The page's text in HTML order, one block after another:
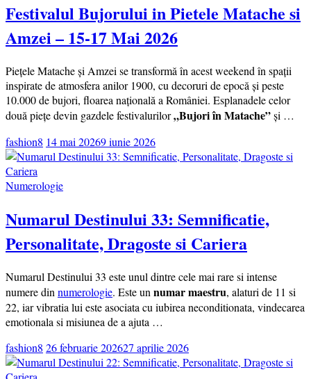
Festivalul Bujorului in Pietele Matache si
Amzei – 15-17 Mai 2026
Piețele Matache și Amzei se transformă în acest weekend în spații
inspirate de atmosfera anilor 1900, cu decoruri de epocă și peste
10.000 de bujori, floarea națională a României. Esplanadele celor
două piețe devin gazdele festivalurilor„Bujori în Matache”și …
fashion8 14 mai 20269 iunie 2026
Numerologie
Numarul Destinului 33: Semnificatie,
Personalitate, Dragoste si Cariera
Numarul Destinului 33 este unul dintre cele mai rare si intense
numere din numerologie. Este un numar maestru, alaturi de 11 si
22, iar vibratia lui este asociata cu iubirea neconditionata, vindecarea
emotionala si misiunea de a ajuta …
fashion8 26 februarie 202627 aprilie 2026